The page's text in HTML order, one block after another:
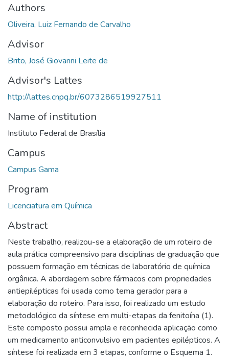
Authors
Oliveira, Luiz Fernando de Carvalho
Advisor
Brito, José Giovanni Leite de
Advisor's Lattes
http://lattes.cnpq.br/6073286519927511
Name of institution
Instituto Federal de Brasília
Campus
Campus Gama
Program
Licenciatura em Química
Abstract
Neste trabalho, realizou-se a elaboração de um roteiro de
aula prática compreensivo para disciplinas de graduação que
possuem formação em técnicas de laboratório de química
orgânica. A abordagem sobre fármacos com propriedades
antiepilépticas foi usada como tema gerador para a
elaboração do roteiro. Para isso, foi realizado um estudo
metodológico da síntese em multi-etapas da fenitoína (1).
Este composto possui ampla e reconhecida aplicação como
um medicamento anticonvulsivo em pacientes epilépticos. A
síntese foi realizada em 3 etapas, conforme o Esquema 1.